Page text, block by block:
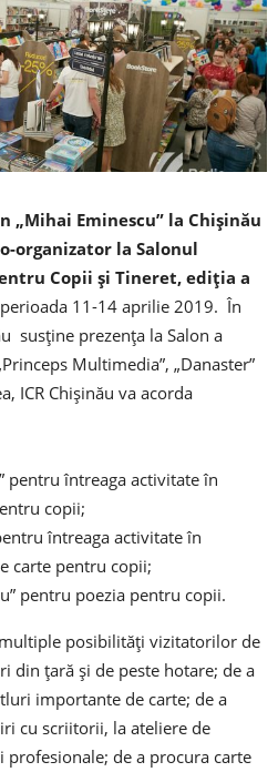
Eminescu” la Chişinău
organizator la Salonul
Copii şi Tineret, ediţia a
11-14 aprilie 2019. În
susține prezența la Salon a
Multimedia”, „Danaster”
ICR Chișinău va acorda
pentru întreaga activitate în
copii;
întreaga activitate în
carte pentru copii;
pentru poezia pentru copii.
posibilităţi vizitatorilor de
din ţară şi de peste hotare; de a
importante de carte; de a
cu scriitorii, la ateliere de
de a procura carte